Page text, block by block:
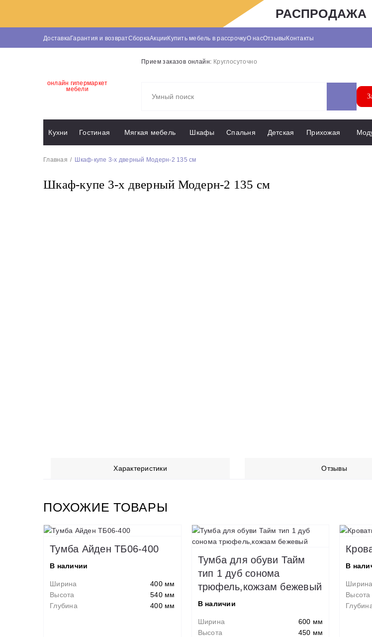
РАСПРОДАЖА
ДоставкаГарантия и возвратСборкаАкцииКупить мебель в рассрочкуО насОтзывыКонтакты
онлайн гипермаркет
мебели
Прием заказов онлайн: Круглосуточно
Кухни Гостиная Мягкая мебель Шкафы Спальня Детская Прихожая
Главная Шкаф-купе 3-х дверный Модерн-2 135 см
Шкаф-купе 3-х дверный Модерн-2 135 см
Характеристики Отзывы
ПОХОЖИЕ ТОВАРЫ
Тумба Айден ТБ06-400
В наличии
Ширина
400 мм
Высота
540 мм
Глубина
400 мм
Тумба для обуви Тайм
тип 1 дуб сонома
трюфель,кожзам бежевый
В наличии
Ширина
600 мм
Высота
450 мм
В
Ширина
Высота